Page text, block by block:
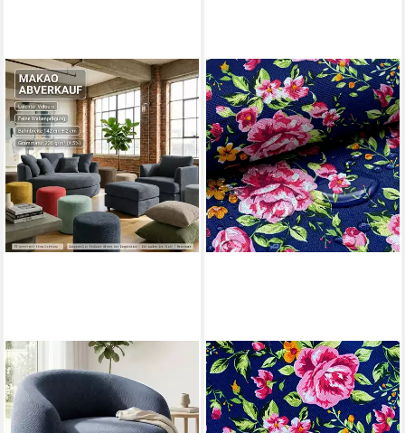
NOVELY®
Stoff MAKAO Abverkauf,
Leichter Velours-Möbelstoff
Feine Wabenprägung 1lfm,
NOVELY®
Stoff OXFORD 210D D14
Rosen Dunkelblau Printstoff
Outdoor, Wasserabweisend,